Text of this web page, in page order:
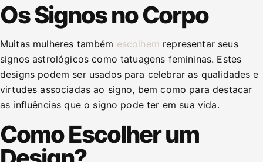
Os Signos no Corpo
Muitas mulheres também escolhem representar seus
signos astrológicos como tatuagens femininas. Estes
designs podem ser usados para celebrar as qualidades e
virtudes associadas ao signo, bem como para destacar
as influências que o signo pode ter em sua vida.
Como Escolher um